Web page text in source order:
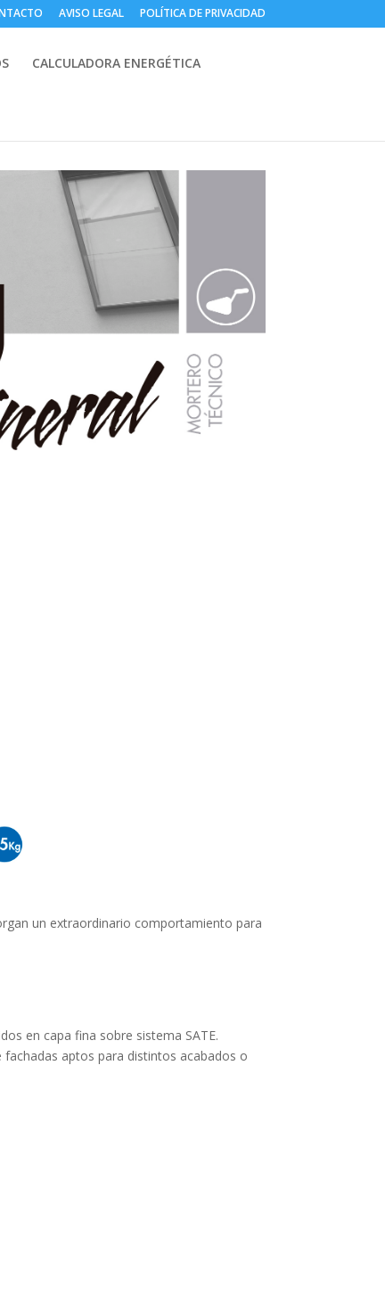
AVISO LEGAL POLÍTICA DE PRIVACIDAD
CALCULADORA ENERGÉTICA
un extraordinario comportamiento para
en capa fina sobre sistema SATE.
aptos para distintos acabados o